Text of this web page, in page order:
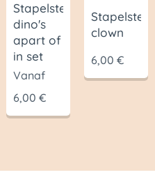
Stapelsteen
dino's
apart of
in set
Vanaf
6,00 €
clown
6,00 €